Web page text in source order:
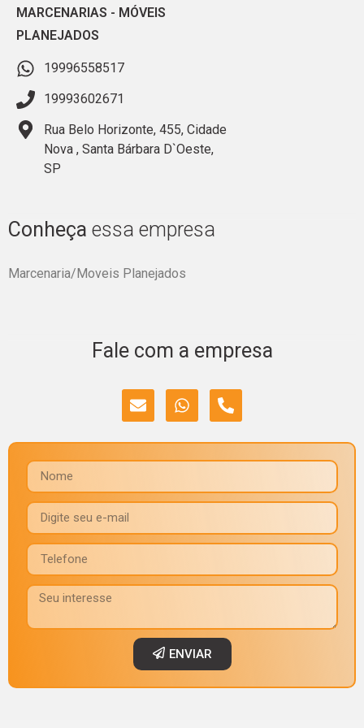
MARCENARIAS - MÓVEIS
PLANEJADOS
19996558517
19993602671
Rua Belo Horizonte, 455, Cidade
Nova , Santa Bárbara D`Oeste,
SP
Conheça essa empresa
Marcenaria/Moveis Planejados
Fale com a empresa
ENVIAR